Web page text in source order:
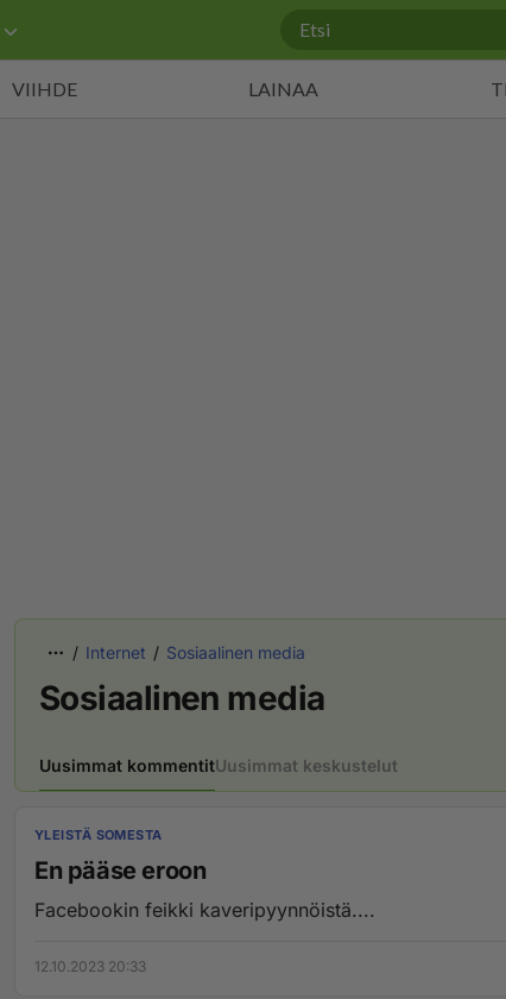
VIIHDE LAINAA
Internet Sosiaalinen media
Sosiaalinen media
Uusimmat kommentitUusimmat keskustelut
YLEISTÄ SOMESTA
En pääse eroon
Facebookin feikki kaveripyynnöistä....
12.10.2023 20:33